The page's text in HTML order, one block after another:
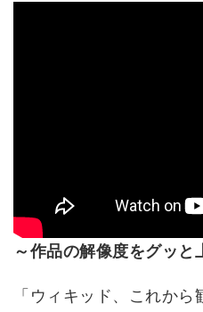
～作品の解像度をグッと
「ウィキッド、これから